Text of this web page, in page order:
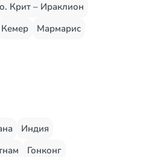
о. Крит – Ираклион
Кемер Мармарис
Индия
Гонконг